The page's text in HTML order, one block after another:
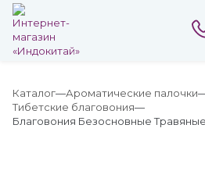
Каталог Ароматические палочки
Тибетские благовония
Благовония Безосновные